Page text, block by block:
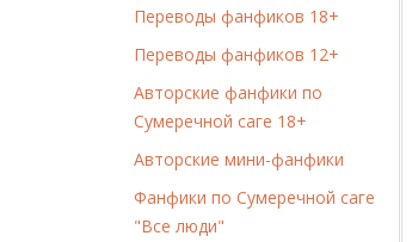
Переводы фанфиков 18+
Переводы фанфиков 12+
Авторские фанфики по
Сумеречной саге 18+
Авторские мини-фанфики
Фанфики по Сумеречной саге
"Все люди"